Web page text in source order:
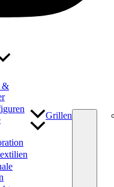
&
Grillen